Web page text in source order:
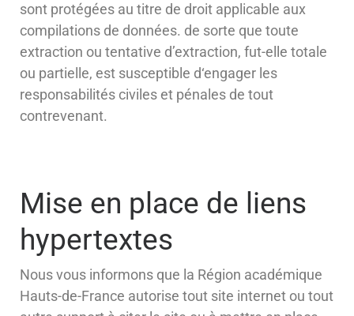
sont protégées au titre de droit applicable aux
compilations de données. de sorte que toute
extraction ou tentative d’extraction, fut-elle totale
ou partielle, est susceptible d‘engager les
responsabilités civiles et pénales de tout
contrevenant.
Mise en place de liens
hypertextes
Nous vous informons que la Région académique
Hauts-de-France autorise tout site internet ou tout